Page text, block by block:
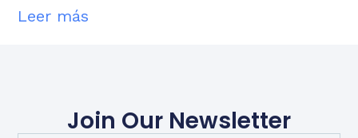
Leer más
Join Our Newsletter